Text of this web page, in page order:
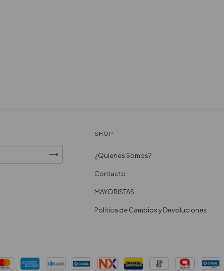
SHOP
¿Quienes Somos?
Contacto
MAYORISTAS
Política de Cambios y Devoluciones